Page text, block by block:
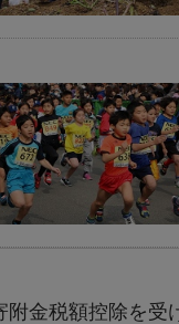
附金税額控除を受